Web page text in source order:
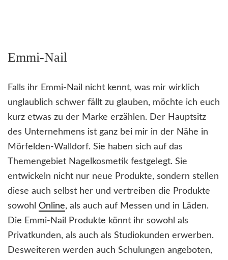
Emmi-Nail
Falls ihr Emmi-Nail nicht kennt, was mir wirklich
unglaublich schwer fällt zu glauben, möchte ich euch
kurz etwas zu der Marke erzählen. Der Hauptsitz
des Unternehmens ist ganz bei mir in der Nähe in
Mörfelden-Walldorf. Sie haben sich auf das
Themengebiet Nagelkosmetik festgelegt. Sie
entwickeln nicht nur neue Produkte, sondern stellen
diese auch selbst her und vertreiben die Produkte
sowohl Online, als auch auf Messen und in Läden.
Die Emmi-Nail Produkte könnt ihr sowohl als
Privatkunden, als auch als Studiokunden erwerben.
Desweiteren werden auch Schulungen angeboten,